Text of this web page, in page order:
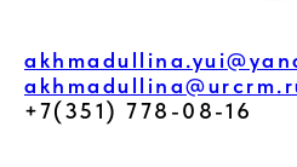
+7(351) 778-08-16